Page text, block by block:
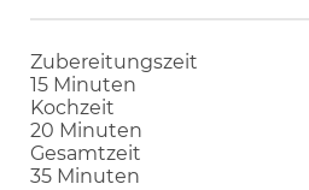
Zubereitungszeit
15Minuten
Minuten
Kochzeit
20 Minuten
Minuten
Gesamtzeit
35Minuten
Minuten